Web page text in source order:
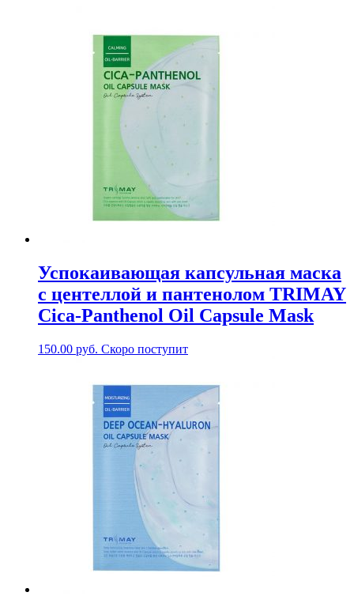
Успокаивающая капсульная маска
с центеллой и пантенолом TRIMAY
Cica-Panthenol Oil Capsule Mask
150.00 руб. Скоро поступит